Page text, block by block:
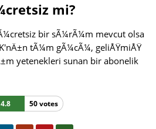
mi?
bir sÃ¼rÃ¼m mevcut olsa
tÃ¼m gÃ¼cÃ¼, geliÅŸmiÅŸ
yetenekleri sunan bir abonelik
4.8 50 votes